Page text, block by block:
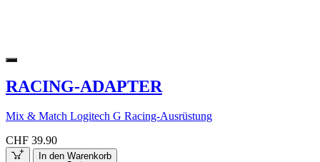
RACING-ADAPTER
Mix & Match Logitech G Racing-Ausrüstung
CHF 39.90
In den Warenkorb